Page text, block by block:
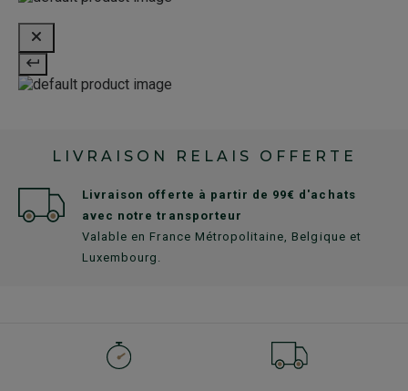
LIVRAISON RELAIS OFFERTE
Livraison offerte à partir de 99€ d'achats
avec notre transporteur
Valable en France Métropolitaine, Belgique et
Luxembourg.